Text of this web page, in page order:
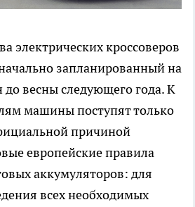
электрических кроссоверов
запланированный на
до весны следующего года. К
машины поступят только
причиной
европейские правила
аккумуляторов: для
всех необходимых